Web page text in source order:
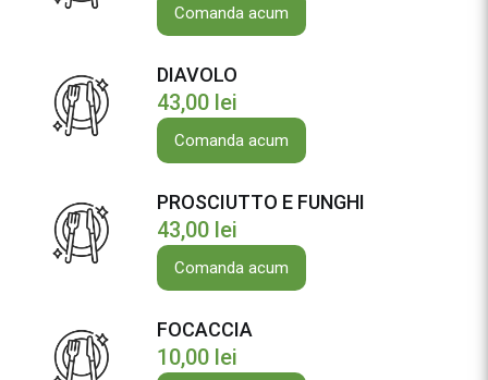
Comanda acum
DIAVOLO
43,00 lei
Comanda acum
PROSCIUTTO E FUNGHI
43,00 lei
Comanda acum
FOCACCIA
10,00 lei